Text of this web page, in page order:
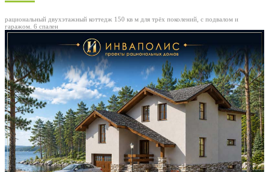
рациональный двухэтажный коттедж 150 кв м для трёх поколений, с подвалом и
гаражом. 6 спален